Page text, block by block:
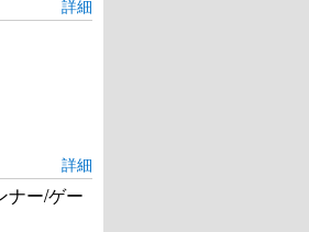
詳細
詳細
ナー/ゲー